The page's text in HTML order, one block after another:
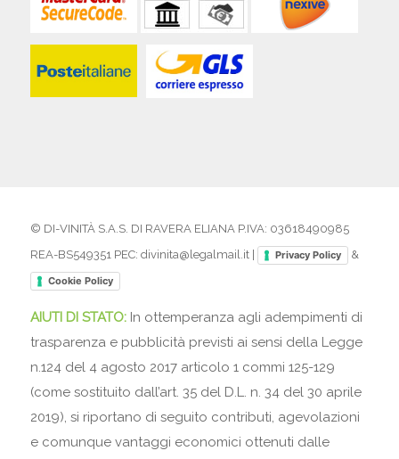
© DI-VINITÀ S.A.S. DI RAVERA ELIANA P.IVA: 03618490985
REA-BS549351 PEC: divinita@legalmail.it |
Privacy Policy &
Cookie Policy
AIUTI DI STATO: In ottemperanza agli adempimenti di
trasparenza e pubblicità previsti ai sensi della Legge
n.124 del 4 agosto 2017 articolo 1 commi 125-129
(come sostituito dall’art. 35 del D.L. n. 34 del 30 aprile
2019), si riportano di seguito contributi, agevolazioni
e comunque vantaggi economici ottenuti dalle